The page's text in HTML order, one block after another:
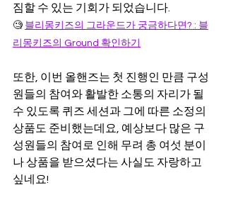
짐할 수 있는 기회가 되었습니다.
🧐 블리몽키즈의 그라운드가 궁금하다면? : 블
리몽키즈의 Ground 확인하기
또한, 이번 올핸즈는 첫 진행인 만큼 구성
원들의 참여와 활발한 소통의 자리가 될
수 있도록 퀴즈 세션과 그에 따른 소정의
상품도 준비했는데요, 예상보다 많은 구
성원들의 참여로 인해 무려 총 여섯 분이
나 상품을 받으셨다는 사실도 자랑하고
싶네요!